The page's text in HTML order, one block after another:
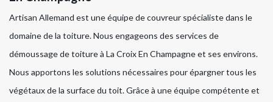
Artisan Allemand est une équipe de couvreur spécialiste dans le
domaine de la toiture. Nous engageons des services de
démoussage de toiture à La Croix En Champagne et ses environs.
Nous apportons les solutions nécessaires pour épargner tous les
végétaux de la surface du toit. Grâce à une équipe compétente et